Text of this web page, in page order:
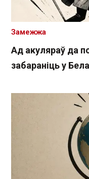
Ад акуляраў да
забараніць у
Замежжа